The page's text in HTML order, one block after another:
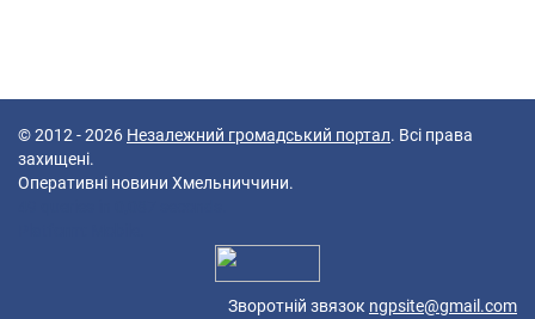
© 2012 - 2026 Незалежний громадський портал. Всі права
захищені.
Оперативні новини Хмельниччини.
Зворотній звязок ngpsite@gmail.com